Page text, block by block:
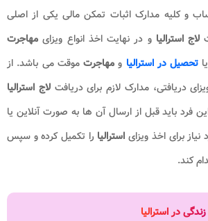
و کلیه مدارک اثبات تمکن مالی یکی از اصلی
لاج استرالیا و در نهایت اخذ انواع ویزای مهاجرت
تحصیل در استرالیا و مهاجرت موقت می باشد. از
دریافتی، مدارک لازم برای دریافتلاج استرالیا
فرد باید قبل از ارسال آن‌ ها به صورت آنلاین یا
برای اخذ ویزای استرالیا را تکمیل کرده و سپس
کند.
زندگی در استرالیا